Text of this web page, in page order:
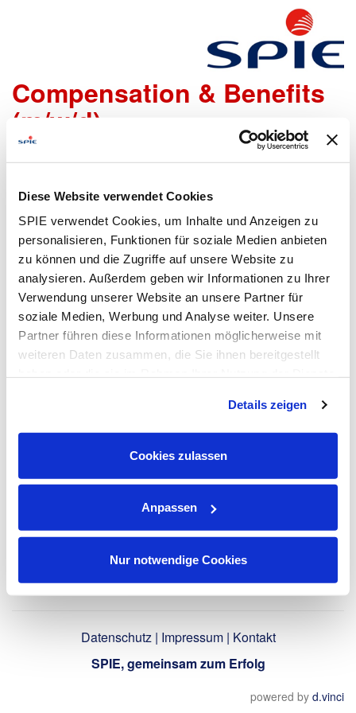
Diese Website verwendet Cookies
SPIE verwendet Cookies, um Inhalte und Anzeigen zu
personalisieren, Funktionen für soziale Medien anbieten
zu können und die Zugriffe auf unsere Website zu
analysieren. Außerdem geben wir Informationen zu Ihrer
Verwendung unserer Website an unsere Partner für
soziale Medien, Werbung und Analyse weiter. Unsere
Partner führen diese Informationen möglicherweise mit
weiteren Daten zusammen, die Sie ihnen bereitgestellt
Verarbeitung Ihrer Daten in den USA ein. Alle weiteren
Informationen zu Cookies finden Sie in unseren
Datenschutzhinweisen .
Details zeigen
Cookies zulassen
Anpassen
Nur notwendige Cookies
Senior HR Manager:in
Compensation & Benefits
(m/w/d)
möchtest!
Um den Bewerbungsprozess für Dich so einfach wie
möglich zu gestalten, bieten wir Dir folgende Möglichkeiten
an, um Daten zu übermitteln:
Bewerbungsformular
ausfüllen
Lebenslauf
hochladen
Zurück
Datenschutz| Impressum| Kontakt
SPIE, gemeinsam zum Erfolg
powered by d.vinci